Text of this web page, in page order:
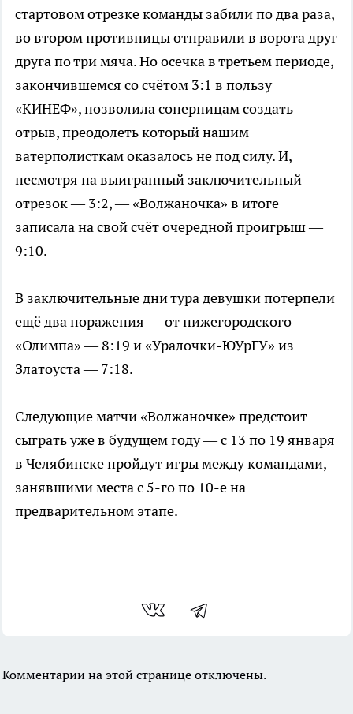
стартовом отрезке команды забили по два раза,
во втором противницы отправили в ворота друг
друга по три мяча. Но осечка в третьем периоде,
закончившемся со счётом 3:1 в пользу
«КИНЕФ», позволила соперницам создать
отрыв, преодолеть который нашим
ватерполисткам оказалось не под силу. И,
несмотря на выигранный заключительный
отрезок — 3:2, — «Волжаночка» в итоге
записала на свой счёт очередной проигрыш —
9:10.
В заключительные дни тура девушки потерпели
ещё два поражения — от нижегородского
«Олимпа» — 8:19 и «Уралочки-ЮУрГУ» из
Златоуста — 7:18.
Следующие матчи «Волжаночке» предстоит
сыграть уже в будущем году — с 13 по 19 января
в Челябинске пройдут игры между командами,
занявшими места с 5-го по 10-е на
предварительном этапе.
Комментарии на этой странице отключены.